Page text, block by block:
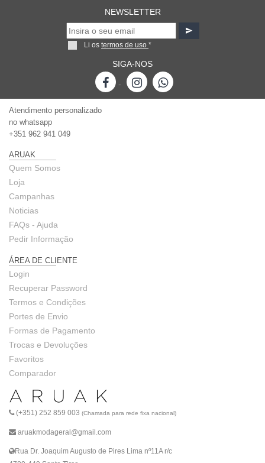
NEWSLETTER
Li os termos de uso *
SIGA-NOS
-
Atendimento personalizado
no whatsapp
+351 962 941 049
ARUAK
Quem Somos
Loja
Campanhas
Noticias
FAQs - Ajuda
Pedir Informação
ÁREA DE CLIENTE
Login
Recuperar Password
Termos e Condições
Portes de Envio
Formas de Pagamento
Trocas e Devoluções
Favoritos
Comparador
(+351) 252 859 003 (Chamada para rede fixa nacional)
aruakmodageral@gmail.com
Rua Dr. Joaquim Augusto de Pires Lima nº11A r/c